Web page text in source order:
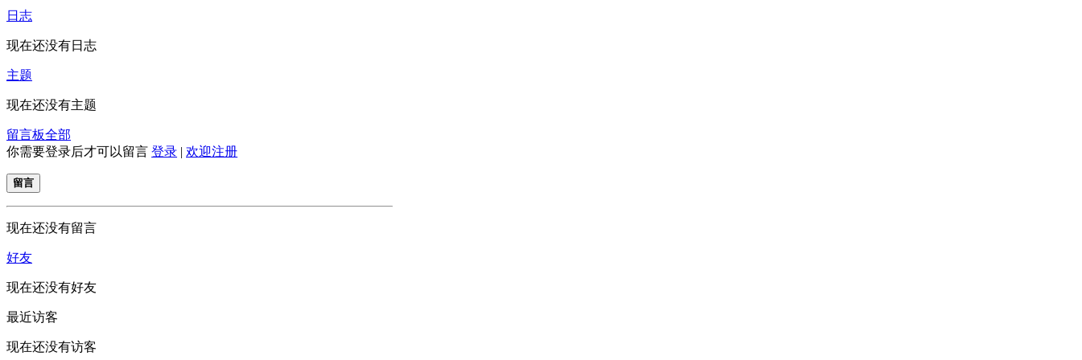
日志
现在还没有日志
主题
现在还没有主题
留言板全部
你需要登录后才可以留言 登录 | 欢迎注册
留言
现在还没有留言
好友
现在还没有好友
最近访客
现在还没有访客